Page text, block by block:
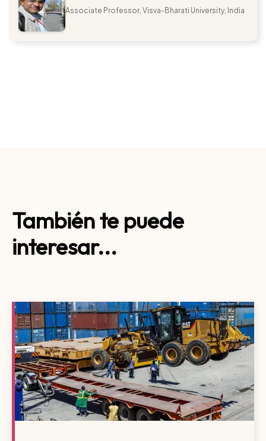
Associate Professor, Visva-Bharati University, India
También te puede
interesar...